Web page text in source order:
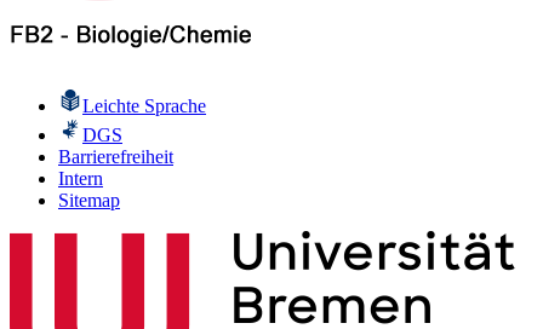
Leichte Sprache
DGS
Barrierefreiheit
Intern
Sitemap